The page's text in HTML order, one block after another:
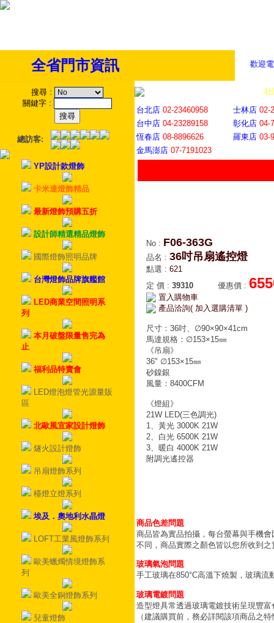
歡迎
全省門市資訊
搜尋 :
關鍵字 :
總訪客:
YP設計款燈飾
卡米達燈飾精品
最新燈飾預購五折
設計師精選精品燈飾
國際燈飾照明品牌
台灣燈飾品牌旗艦館
LED商業空間照明系
列
本月破盤限量售完為
止
福利品特賣會
LED燈泡燈管光源量販
區
北歐風宜家設計燈飾
燧火設計燈飾
吊扇燈飾系列
檯燈立燈系列
埃及．奧地利水晶燈
LOFT工業風燈飾系列
歐美蠟燭情境燈飾系
列
歐美全銅燈飾系列
兒童燈飾
社
台北店 02-23460958 士林店 02-
台中店 04-23289158 彰化店 04-
恆春店 08-8896626 羅東店 03-
金馬澎店 07-7191023
No : F06-363G
品名 : 36吋吊扇遙控燈
點選 : 621
定 價 : 39310 優惠價 :
置入購物車
產品洽詢( 加入選購清單 )
尺寸：36吋、∅90×90×41cm
馬達規格：∅153×15㎜
《吊扇》
36" ∅153×15㎜
砂鎳銀
風量：8400CFM
《燈組》
21W LED(三色調光)
1、黃光 3000K 21W
2、白光 6500K 21W
3、暖白 4000K 21W
附調光遙控器
商品色差問題
商品皆為實品拍攝，每台螢幕與手機
不同，商品實際之顏色皆以您所收到之
玻璃氣泡問題
手工玻璃在850°C高溫下燒製，玻璃
玻璃電鍍問題
造型燈具常透過玻璃電鍍技術呈現豐
（建議購買前，務必詳閱該項商品之